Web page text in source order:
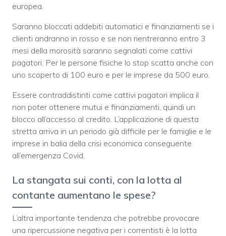
europea.
Saranno bloccati addebiti automatici e finanziamenti se i
clienti andranno in rosso e se non rientreranno entro 3
mesi della morosità saranno segnalati come cattivi
pagatori. Per le persone fisiche lo stop scatta anche con
uno scoperto di 100 euro e per le imprese da 500 euro.
Essere contraddistinti come cattivi pagatori implica il
non poter ottenere mutui e finanziamenti, quindi un
blocco all’accesso al credito. L’applicazione di questa
stretta arriva in un periodo già difficile per le famiglie e le
imprese in balia della crisi economica conseguente
all’emergenza Covid.
La stangata sui conti, con la lotta al
contante aumentano le spese?
L’altra importante tendenza che potrebbe provocare
una ripercussione negativa per i correntisti è la lotta